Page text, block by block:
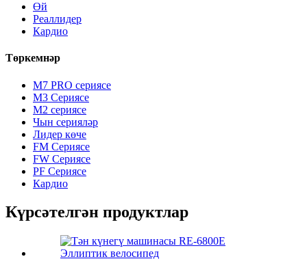
Өй
Реаллидер
Кардио
Төркемнәр
M7 PRO сериясе
M3 Сериясе
M2 сериясе
Чын серияләр
Лидер көче
FM Сериясе
FW Сериясе
PF Сериясе
Кардио
Күрсәтелгән продуктлар